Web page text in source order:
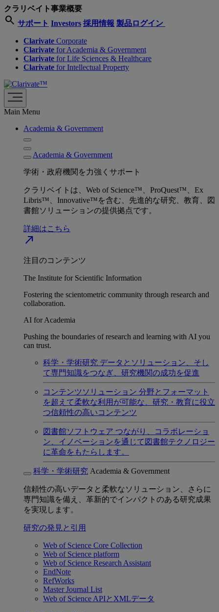
クラリベイト事業概要
search サポート Investors 採用情報 製品ログイン
Clarivate Corporate
Clarivate for Academia & Government
Clarivate for Life Sciences & Healthcare
Clarivate for Intellectual Property
Main Menu
Academia & Government
Academia & Government
学術・政府機関を力強くサポート
クラリベイトは、Web of Science™、ProQuest™、Ex
Libris™、Innovative™を含む、先進的な研究、教育、図
書館ソリューションの提供拠点です。
詳細はこちら
north_east
注目のコンテンツ
The Institute for Scientific Information
Fostering the scientometric community through research and
collaboration.
AI for Academia
Pushing the boundaries of research and learning with AI you
can trust.
科学・学術研究 データとソリューション、そし
て専門知識をつなぎ、研究機関の成功を促進
コンテンツソリューション 分野とフォーマット
を超えて柔軟な利用が可能な、研究・教育に役立
つ信頼性の高いコンテンツ
図書館ソフトウェア つながり、コラボレーショ
ン、イノベーションを通じて図書館テクノロジー
に革命をもたらします。
科学・学術研究 Academia & Government
信頼性の高いデータと柔軟なソリューション、さらに
専門知識を備え、革新的でインパクトのある研究成果
を実現します。
研究の発見と引用
Web of Science Core Collection
Web of Science platform
Web of Science Research Assistant
EndNote
RefWorks
Master Journal List
Web of Science APIとXMLデータ